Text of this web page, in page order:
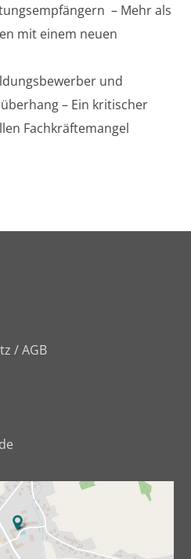
– Mehr als
mit einem neuen
und
– Ein kritischer
Fachkräftemangel
/AGB